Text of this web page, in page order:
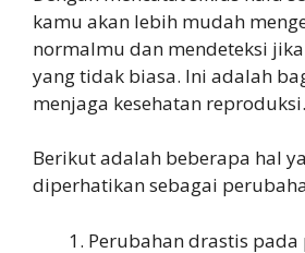
kamu akan lebih mudah
normalmu dan mendeteksi
yang tidak biasa. Ini adalah
menjaga kesehatan reproduksi.
Berikut adalah beberapa hal
diperhatikan sebagai
Perubahan drastis pada